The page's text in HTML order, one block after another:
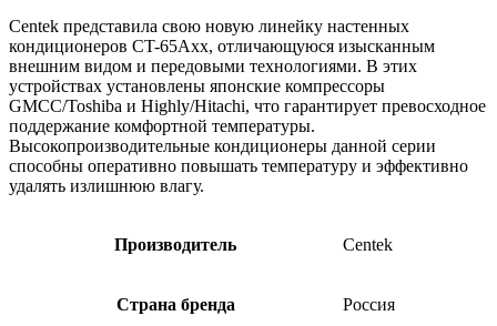
Centek представила свою новую линейку настенных
кондиционеров CT-65Axx, отличающуюся изысканным
внешним видом и передовыми технологиями. В этих
устройствах установлены японские компрессоры
GMCC/Toshiba и Highly/Hitachi, что гарантирует превосходное
поддержание комфортной температуры.
Высокопроизводительные кондиционеры данной серии
способны оперативно повышать температуру и эффективно
удалять излишнюю влагу.
Производитель Centek
Страна бренда Россия